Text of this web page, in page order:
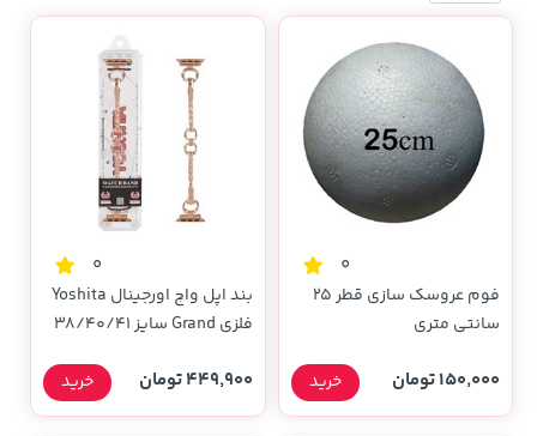
0
فوم عروسک سازی قطر 25
سانتی متری
150,000 تومان خرید
0
بند اپل واچ اورجینال Yoshita
فلزی Grand سایز 38/40/41
449,900 تومان خرید